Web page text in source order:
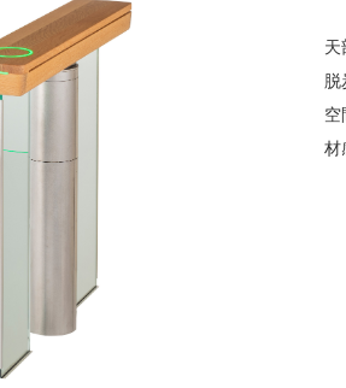
天
脱
空
材